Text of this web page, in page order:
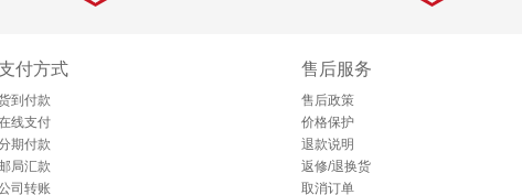
付方式
到付款
线支付
期付款
局汇款
司转账
售后服务
售后政策
价格保护
退款说明
返修/退换货
取消订单